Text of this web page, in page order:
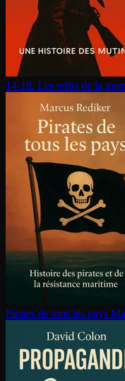
14-18. Les refus de la
Pirates de tous les pays